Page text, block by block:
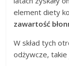
element diety
zawartość
W skład tych
odżywcze, takie